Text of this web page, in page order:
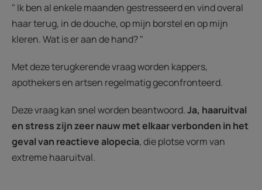
" Ik ben al enkele maanden gestresseerd en vind overal
haar terug, in de douche, op mijn borstel en op mijn
kleren. Wat is er aan de hand? "
Met deze terugkerende vraag worden kappers,
apothekers en artsen regelmatig geconfronteerd.
Deze vraag kan snel worden beantwoord.Ja, haaruitval
en stress zijn zeer nauw met elkaar verbonden in het
geval van reactieve alopecia, die plotse vorm van
extreme haaruitval.